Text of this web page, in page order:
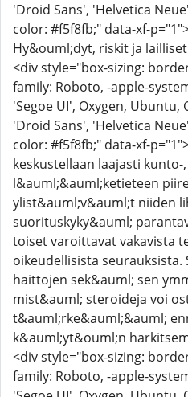
'Droid Sans', 'Helvetica
color: #f5f8fb;" data-xf-
Hy&ouml;dyt, riskit ja
<div style="box-sizing:
family: Roboto, -apple-
'Segoe UI', Oxygen, Ubuntu,
'Droid Sans', 'Helvetica
color: #f5f8fb;" data-xf-
keskustellaan laajasti
l&auml;&auml;ketieteen
ylist&auml;v&auml;t niiden
suorituskyky&auml;
toiset varoittavat vakavista
oikeudellisista
haittojen sek&auml; sen
mist&auml; steroideja voi
t&auml;rke&auml;&auml;
k&auml;yt&ouml;n
<div style="box-sizing:
family: Roboto, -apple-